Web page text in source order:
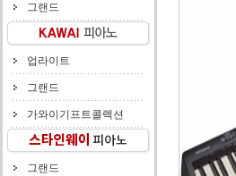
그랜드
업라이트
그랜드
가와이기프트콜렉션
그랜드